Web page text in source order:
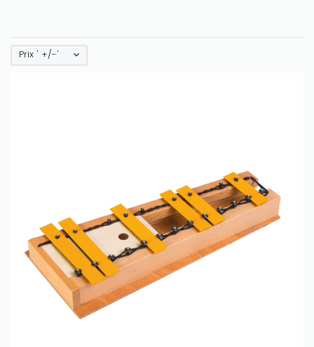
Prix ' +/-'
Only play atJoo casinoif you really want to win a huge
amount on your credits!